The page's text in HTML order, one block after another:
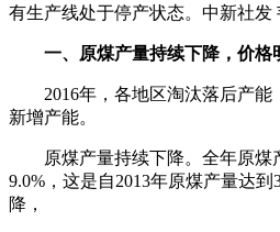
有生产线处于停产状态。中新社发
一、原煤产量持续下降，价格
2016年，各地区淘汰落后产能
新增产能。
原煤产量持续下降。全年原煤
9.0%，这是自2013年原煤产量达
降，